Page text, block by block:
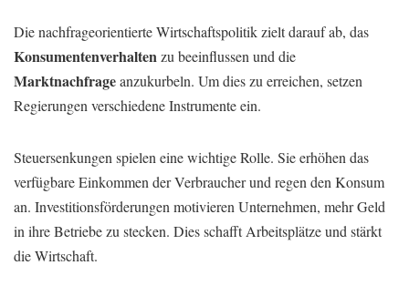
Die nachfrageorientierte Wirtschaftspolitik zielt darauf ab, das
Konsumentenverhaltenzu beeinflussen und die
Marktnachfrageanzukurbeln. Um dies zu erreichen, setzen
Regierungen verschiedene Instrumente ein.
Steuersenkungen spielen eine wichtige Rolle. Sie erhöhen das
verfügbare Einkommen der Verbraucher und regen den Konsum
an. Investitionsförderungen motivieren Unternehmen, mehr Geld
in ihre Betriebe zu stecken. Dies schafft Arbeitsplätze und stärkt
die Wirtschaft.